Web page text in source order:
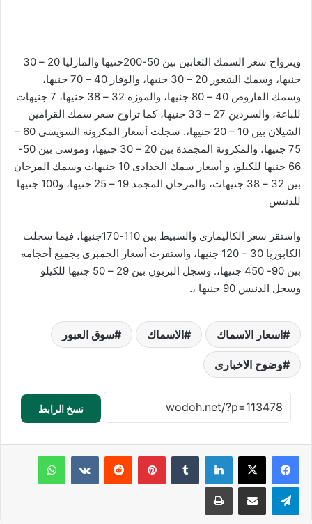
ويترواح سعر السمك الثعابين بين 50-200جنيها والمازليا 20 – 30
جنيها، وسمك الشعور 20 – 30 جنيها، والوقار 40 – 70 جنيها،
وسمك القاروص 40 – 80 جنيها، والموزة 32 – 38 جنيها، 7 جنيهات
للباغة، والسردين 27 – 33 جنيها، كما تراوح سعر سمك القرامين
الشيلان بين 10 – 20 جنيها،. سجلت أسعار المكرونة السويسى 60 –
75 جنيها، والمكرونة المجمدة بين 20 – 30 جنيها، وموسى بين 50-
66 جنيها للكيلو، و أسعار سمك الحدادى 10 جنيهات وسمك المرجان
بين 32 – 38 جنيهات، والمرجان المجمد 19 – 25 جنيها، و100 جنيها
للدنيس
واستقر سعر الكاليمارى والسبيط بين 110-170جنيها، فيما سجلت
الكابوريا 30 – 120 جنيها، واستقرت أسعار الجمبرى بجميع أحجامه
بين 90- 450 جنيها،. وسجل البربون بين 29 – 50 جنيها للكيلو
وسجل الدنيس 90 جنيها ،.
اسعار الاسماك الاسماك سوق العبور
وضوح الاخبارى
نسخ الرابط
لينكدإن بينتيريست